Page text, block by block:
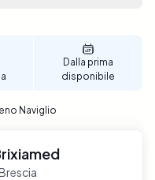
la data e l'ora che
Prenota ora
allergologica
Dalla prima
disponibile
Naviglio